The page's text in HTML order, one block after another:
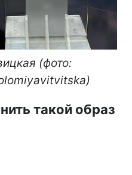
(фото:
такой образ